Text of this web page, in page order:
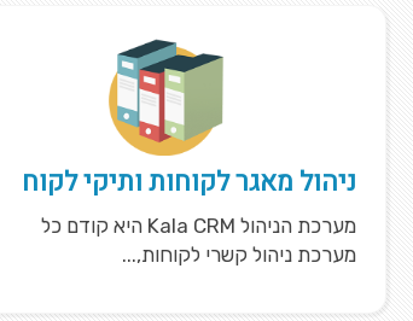
ניהול מאגר לקוחות ותיקי לקוח
מערכת הניהול Kala CRM היא קודם כל
מערכת ניהול קשרי לקוחות,...